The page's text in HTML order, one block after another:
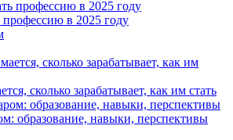
в 2025 году
сколько зарабатывает, как им стать
образование, навыки, перспективы